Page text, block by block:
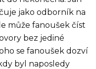
jako odborník na
může fanoušek číst
bez jediné
se fanoušek dozví
byl naposledy